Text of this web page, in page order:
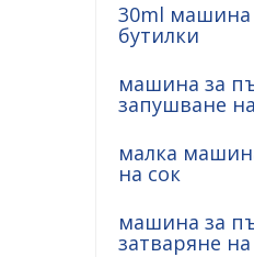
30ml машина
бутилки
машина за
запушване
малка
на сок
машина за
затваряне